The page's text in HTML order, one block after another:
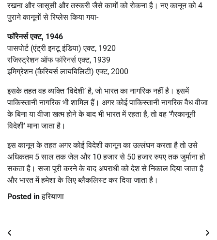
रखना और जासूसी और तस्करी जैसे कामों को रोकना है। नए कानून को 4
पुराने कानूनों से रिप्लेस किया गया-
फॉरेनर्स एक्ट, 1946
पासपोर्ट (एंट्री इनटू इंडिया) एक्ट, 1920
रजिस्ट्रेशन ऑफ फॉरेनर्स एक्ट, 1939
इमिग्रेशन (कैरियर्स लायबिलिटी) एक्ट, 2000
इसके तहत वह व्यक्ति ‘विदेशी’ है, जो भारत का नागरिक नहीं है। इसमें
पाकिस्तानी नागरिक भी शामिल हैं। अगर कोई पाकिस्तानी नागरिक वैध वीजा
के बिना या वीजा खत्म होने के बाद भी भारत में रहता है, तो वह ‘गैरकानूनी
विदेशी’ माना जाता है।
इस कानून के तहत अगर कोई विदेशी कानून का उल्लंघन करता है तो उसे
अधिकतम 5 साल तक जेल और 10 हजार से 50 हजार रुपए तक जुर्माना हो
सकता है। सजा पूरी करने के बाद अपराधी को देश से निकाल दिया जाता है
और भारत में हमेशा के लिए ब्लैकलिस्ट कर दिया जाता है।
Posted inहरियाणा
Post